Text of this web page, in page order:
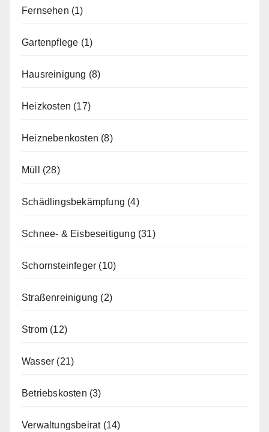
Fernsehen (1)
Gartenpflege (1)
Hausreinigung (8)
Heizkosten (17)
Heiznebenkosten (8)
Müll (28)
Schädlingsbekämpfung (4)
Schnee- & Eisbeseitigung (31)
Schornsteinfeger (10)
Straßenreinigung (2)
Strom (12)
Wasser (21)
Betriebskosten (3)
Verwaltungsbeirat(14)